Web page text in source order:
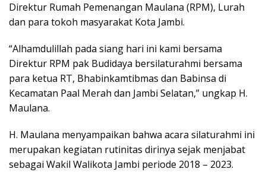
Direktur Rumah Pemenangan Maulana (RPM), Lurah
dan para tokoh masyarakat Kota Jambi.
“Alhamdulillah pada siang hari ini kami bersama
Direktur RPM pak Budidaya bersilaturahmi bersama
para ketua RT, Bhabinkamtibmas dan Babinsa di
Kecamatan Paal Merah dan Jambi Selatan,” ungkap H.
Maulana.
H. Maulana menyampaikan bahwa acara silaturahmi ini
merupakan kegiatan rutinitas dirinya sejak menjabat
sebagai Wakil Walikota Jambi periode 2018 – 2023.